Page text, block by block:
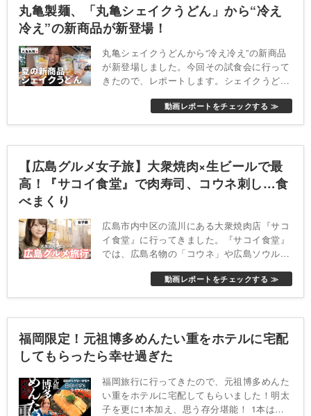
丸亀製麺、「丸亀シェイクうどん」から“冷え
冷え”の新商品が新登場！
丸亀シェイクうどんから“冷え冷え”の新商品
が新登場しました。今回その試食会に行って
きたので、レポートします。シェイクうどん
いし味も美味しいしびっくり！新しいシェイ
クうどんは18日（火）から全国の丸亀製麺に
動画レポートをチェックする ≫
【広島グルメ女子旅】大衆焼肉×生ビールで最
高！『サコイ食堂』で肉寿司、コウネ刺し…食
べまくり
広島市内中区の流川にある大衆焼肉店『サコ
イ食堂』に行ってきました。『サコイ食堂』
では、広島名物の「コウネ」や広島ソウルフ
動画レポートをチェックする ≫
福岡限定！元祖博多めんたい重をホテルに宅配
してもらったら幸せ過ぎた
福岡旅行に行ってきたので、元祖博多めんた
い重をホテルに宅配してもらいました！明太
子を更に1本加え、思う存分堪能！ 1本は生